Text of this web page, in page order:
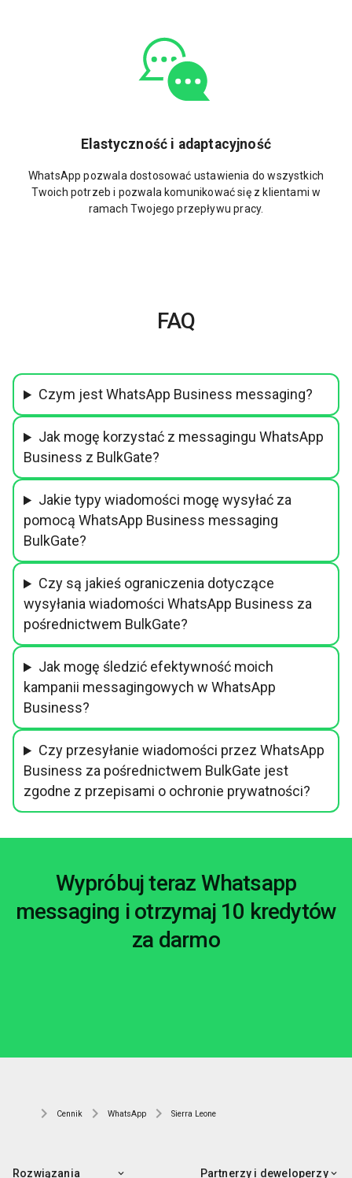
Elastyczność i adaptacyjność
WhatsApp pozwala dostosować ustawienia do wszystkich
Twoich potrzeb i pozwala komunikować się z klientami w
ramach Twojego przepływu pracy.
FAQ
Czym jest WhatsApp Business messaging?
Jak mogę korzystać z messagingu WhatsApp
Business z BulkGate?
Jakie typy wiadomości mogę wysyłać za
pomocą WhatsApp Business messaging
BulkGate?
Czy są jakieś ograniczenia dotyczące
wysyłania wiadomości WhatsApp Business za
pośrednictwem BulkGate?
Jak mogę śledzić efektywność moich
kampanii messagingowych w WhatsApp
Business?
Czy przesyłanie wiadomości przez WhatsApp
Business za pośrednictwem BulkGate jest
zgodne z przepisami o ochronie prywatności?
Wypróbuj teraz Whatsapp
messaging i otrzymaj 10 kredytów
za darmo
Cennik WhatsApp Sierra Leone
Rozwiązania Partnerzy i deweloperzy